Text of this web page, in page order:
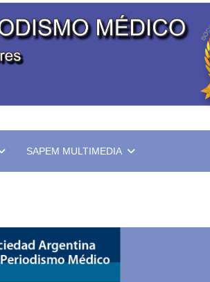
SAPEM MULTIMEDIA